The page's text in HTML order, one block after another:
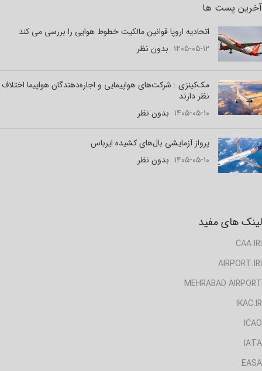
آخرین پست ها
اتحادیه اروپا قوانین مالکیت خطوط هوایی را بررسی می کند
۱۴۰۵-۰۵-۱۲ بدون نظر
مک‌کینزی : شرکت‌های هواپیمایی و اجاره‌دهندگان هواپیما اختلاف
نظر دارند
۱۴۰۵-۰۵-۱۰ بدون نظر
پرواز آزمایشی بال‌های کشیده ایرباس
۱۴۰۵-۰۵-۱۰ بدون نظر
لینک های مفید
CAA.IRI
AIRPORT.IRI
MEHRABAD AIRPORT
IKAC.IR
ICAO
IATA
EASA